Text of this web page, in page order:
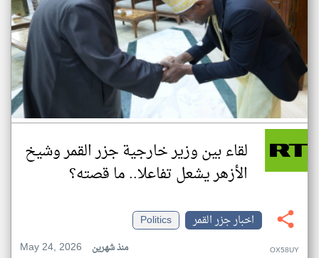
لقاء بين وزير خارجية جزر القمر وشيخ
الأزهر يشعل تفاعلا.. ما قصته؟
اخبار جزر القمر
Politics
May 24, 2026
منذ شهرين OX58UY